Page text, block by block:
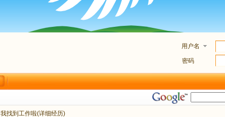
用户名
密码
我找到工作啦(详细经历)